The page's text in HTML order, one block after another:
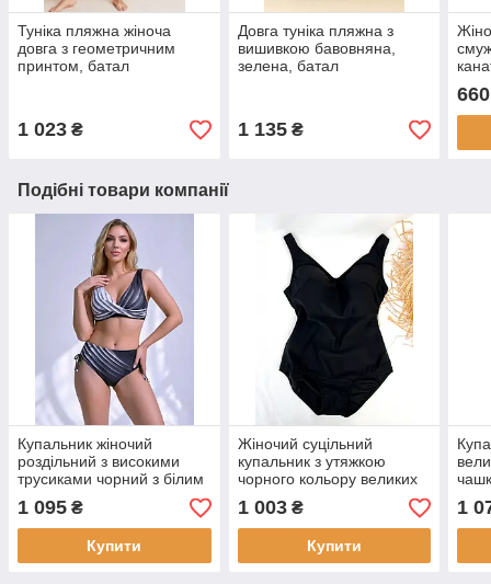
Туніка пляжна жіноча
довга з геометричним
принтом, батал
1 023 ₴
Довга туніка пляжна з
вишивкою бавовняна,
зелена, батал
1 135₴
660
Подібні товари компанії
Купальник жіночий
роздільний з високими
трусиками чорний з білим
1 095 ₴
Купити
Жіночий суцільний
купальник з утяжкою
чорного кольору великих
1 003₴
Купити
1